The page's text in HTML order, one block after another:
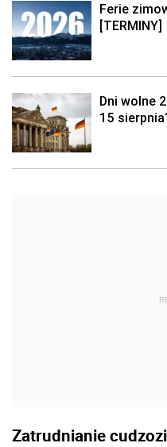
Ferie
[TERMINY]
Dni wolne
15
Zatrudnianie